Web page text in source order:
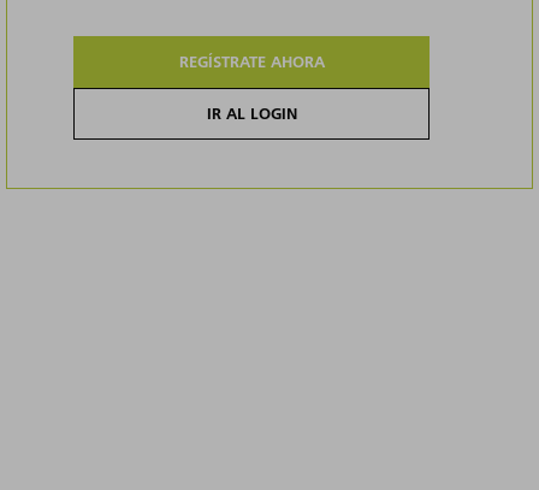
REGÍSTRATE AHORA
IR AL LOGIN